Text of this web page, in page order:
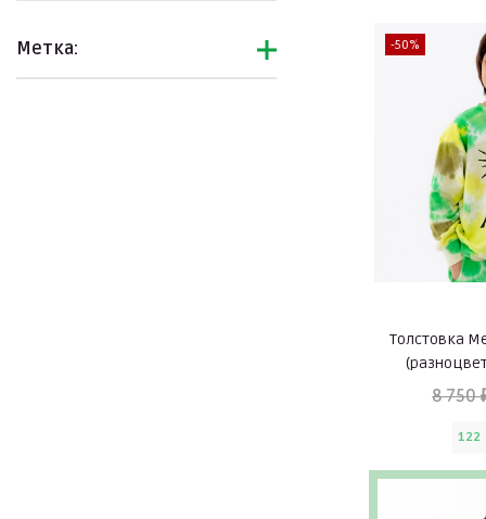
Уценка
Метка: -50%
Толстовка
8 750
122